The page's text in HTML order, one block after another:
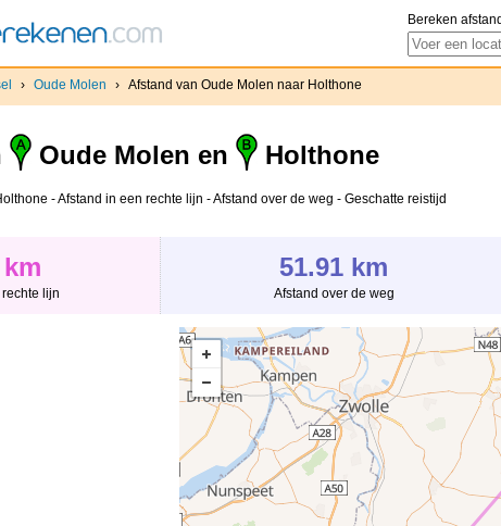
Bereken
› Oude Molen › Afstand van Oude Molen naar Holthone
Oude Molen en Holthone
- Afstand in een rechte lijn - Afstand over de weg - Geschatte reistijd
lijn
51.91 km
Afstand over de weg